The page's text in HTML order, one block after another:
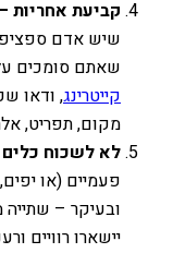
קביעת אחריות
שיש אדם
שאתם סומכים
קייטרינג, ודאו
מקום, תפריט,
לא לשכוח כלים
פעמיים (או
ובעיקר –
יישארו רוויים